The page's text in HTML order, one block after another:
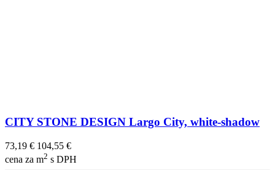
CITY STONE DESIGN Largo City, white-shadow
73,19 € 104,55 €
cena za m2 s DPH